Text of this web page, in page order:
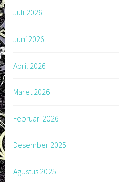
Juli 2026
Juni 2026
April 2026
Maret 2026
Februari 2026
Desember 2025
Agustus 2025